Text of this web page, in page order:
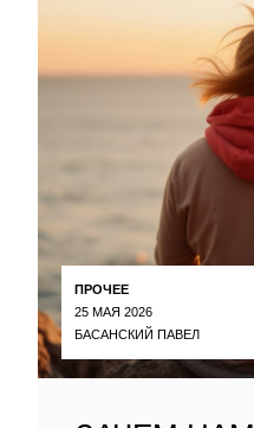
ПРОЧЕЕ
25 МАЯ 2026
БАСАНСКИЙ ПАВЕЛ